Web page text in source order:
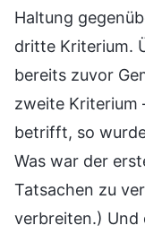
Haltung
dritte Kriterium.
bereits zuvor
zweite Kriterium
betrifft, so
Was war der
Tatsachen zu
verbreiten.) Und